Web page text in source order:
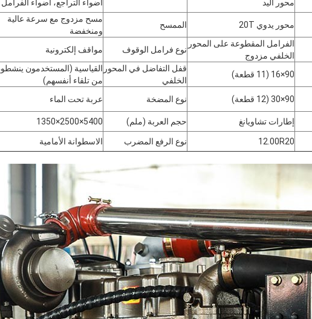
محور اليد أضواء التراجع، أضواء الفرامل
محور يدوي 20T الممسح
مسح مزدوج مع سرعة عالية
ومنخفضة
الفرامل المقطوعة على المحور
الخلفي مزدوج
نوع فرامل الوقوف
مواقف إلكترونية
90×16 (11 قطعة)
قفل التفاضل في المحور
الخلفي
القياسية (المستخدمون
من تلقاء أنفسهم)
90×30 (12 قطعة) نوع المضخة عربة تحت الماء
إطارات تشاويانغ حجم العربة (ملم) 5400×2500×1350
12.00R20 نوع الرفع المضرب الاسطوانة الأمامية